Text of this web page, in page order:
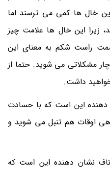
خال ها کمی می ترسند اما
زیرا این خال ها علامت چیز
راست شکم به معنای این
مشکلاتی می شوید. حتما از
داشت.
این است که با حسادت
اوقات هم تنبل می‌ شوید و
نشان دهنده این است که